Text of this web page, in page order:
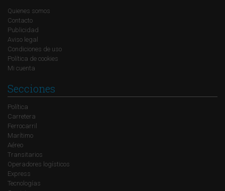
Quienes somos
Contacto
Publicidad
Aviso legal
Condiciones de uso
Política de cookies
Mi cuenta
Secciones
Política
Carretera
Ferrocarril
Marítimo
Aéreo
Transitarios
Operadores logísticos
Express
Tecnologías